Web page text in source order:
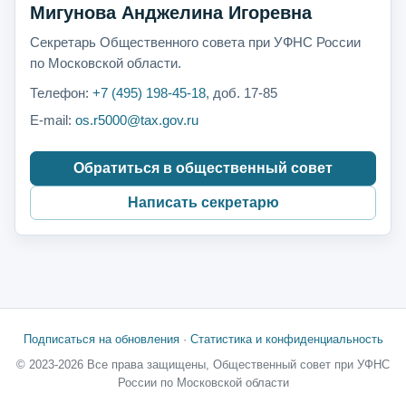
Мигунова Анджелина Игоревна
Секретарь Общественного совета при УФНС России
по Московской области.
Телефон: +7 (495) 198-45-18, доб. 17-85
E-mail: os.r5000@tax.gov.ru
Обратиться в общественный совет
Написать секретарю
Подписаться на обновления· Статистика и конфиденциальность
© 2023-2026 Все права защищены, Общественный совет при УФНС
России по Московской области